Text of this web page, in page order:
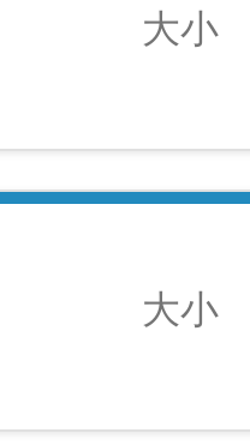
大小
大小